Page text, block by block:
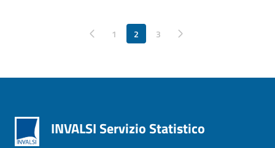
Pagina precedente1 2 3
Pagina successiva
INVALSI Servizio Statistico